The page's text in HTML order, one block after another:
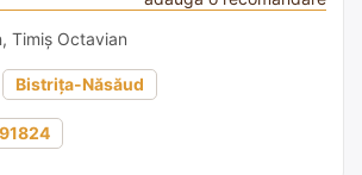
Timiș Octavian
Bistrița-Năsăud